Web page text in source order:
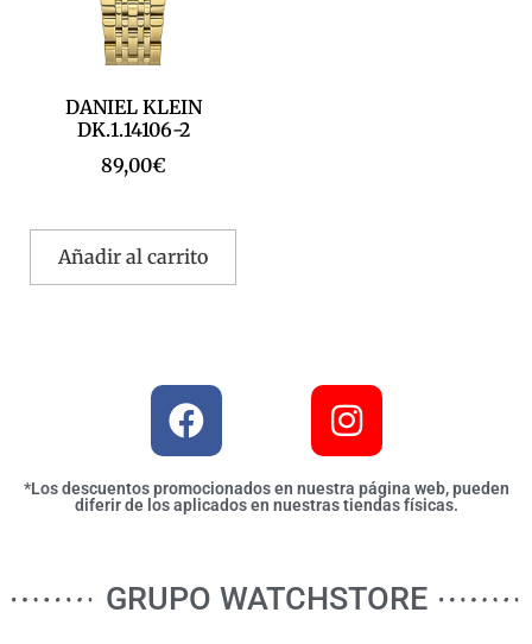
DANIEL KLEIN
DK.1.14106-2
89,00€
Añadir al carrito
*Los descuentos promocionados en nuestra página web, pueden
diferir de los aplicados en nuestras tiendas físicas.
GRUPO WATCHSTORE